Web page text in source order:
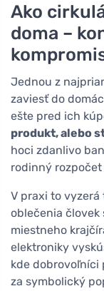
Ako
doma –
Jednou z
zaviesť do
ešte pred ich
produkt, alebo
hoci zdanlivo
rodinný
V praxi to vyzerá
oblečenia človek
miestneho
elektroniky
kde dobrovoľníci
za symbolický